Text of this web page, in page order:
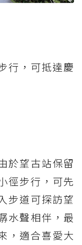
行，可抵達慶
於望古站保留
徑步行，可先
步道可探訪望
水聲相伴，最
，適合喜愛大